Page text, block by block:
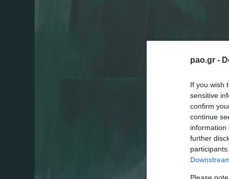
pao.gr -
If you wish
sensitive
confirm
continue
information
further
Please